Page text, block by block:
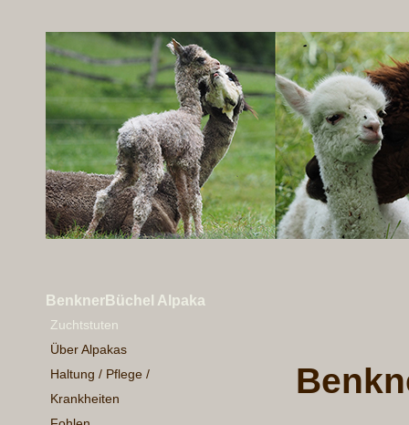
BenknerBüchel Alpaka
Zuchtstuten
Über Alpakas
Haltung / Pflege /
Krankheiten